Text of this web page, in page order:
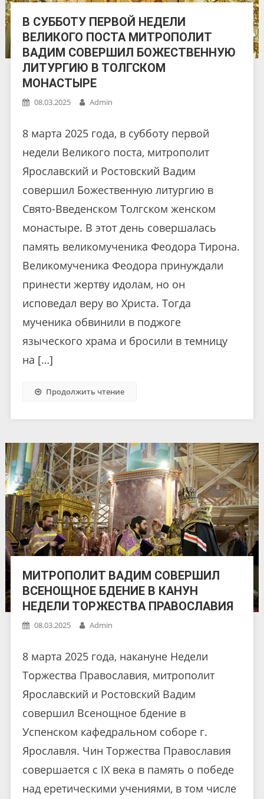
В СУББОТУ ПЕРВОЙ НЕДЕЛИ
ВЕЛИКОГО ПОСТА МИТРОПОЛИТ
ВАДИМ СОВЕРШИЛ БОЖЕСТВЕННУЮ
ЛИТУРГИЮ В ТОЛГСКОМ
МОНАСТЫРЕ
08.03.2025 Admin
8 марта 2025 года, в субботу первой
недели Великого поста, митрополит
Ярославский и Ростовский Вадим
совершил Божественную литургию в
Свято-Введенском Толгском женском
монастыре. В этот день совершалась
память великомученика Феодора Тирона.
Великомученика Феодора принуждали
принести жертву идолам, но он
исповедал веру во Христа. Тогда
мученика обвинили в поджоге
языческого храма и бросили в темницу
на […]
Продолжить чтение
МИТРОПОЛИТ ВАДИМ СОВЕРШИЛ
ВСЕНОЩНОЕ БДЕНИЕ В КАНУН
НЕДЕЛИ ТОРЖЕСТВА ПРАВОСЛАВИЯ
08.03.2025 Admin
8 марта 2025 года, накануне Недели
Торжества Православия, митрополит
Ярославский и Ростовский Вадим
совершил Всенощное бдение в
Успенском кафедральном соборе г.
Ярославля. Чин Торжества Православия
совершается с IX века в память о победе
над еретическими учениями, в том числе